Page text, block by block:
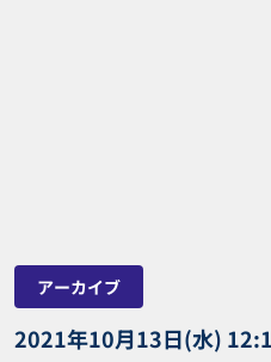
アーカイブ
2021年10月13日(水)